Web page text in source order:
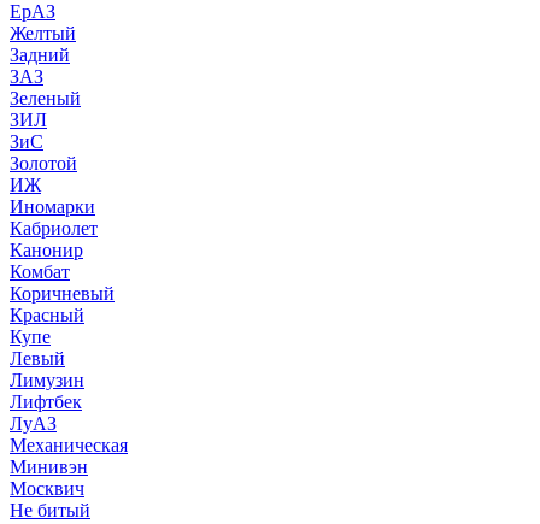
ЕрАЗ
Желтый
Задний
ЗАЗ
Зеленый
ЗИЛ
ЗиС
Золотой
ИЖ
Иномарки
Кабриолет
Канонир
Комбат
Коричневый
Красный
Купе
Левый
Лимузин
Лифтбек
ЛуАЗ
Механическая
Минивэн
Москвич
Не битый